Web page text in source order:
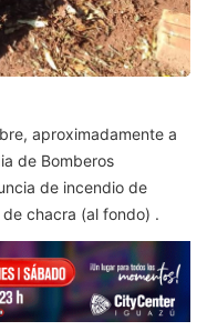
aproximadamente a
de Bomberos
de incendio de
chacra (al fondo) .